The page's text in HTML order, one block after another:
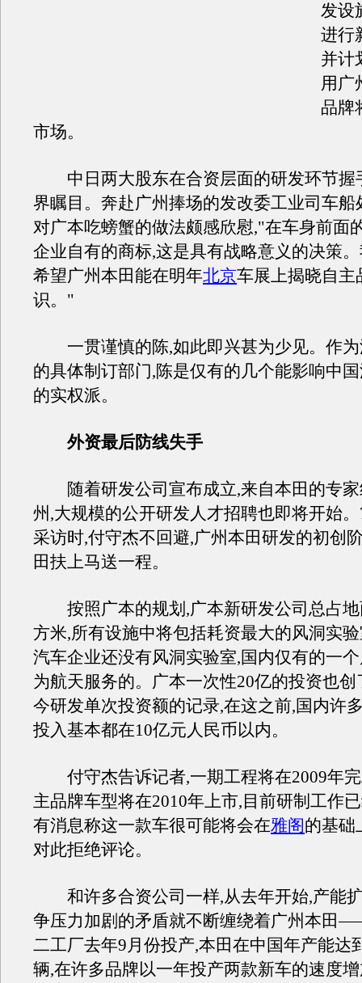
发设
进行
并计
用广
品牌
市场。
中日两大股东在合资层面的研发环节握
界瞩目。奔赴广州捧场的发改委工业司车船
对广本吃螃蟹的做法颇感欣慰,"在车身前面
企业自有的商标,这是具有战略意义的决策
希望广州本田能在明年北京车展上揭晓自主
识。"
一贯谨慎的陈,如此即兴甚为少见。作为
的具体制订部门,陈是仅有的几个能影响中
的实权派。
外资最后防线失手
随着研发公司宣布成立,来自本田的专家
州,大规模的公开研发人才招聘也即将开始
采访时,付守杰不回避,广州本田研发的初创
田扶上马送一程。
按照广本的规划,广本新研发公司总占地
方米,所有设施中将包括耗资最大的风洞实
汽车企业还没有风洞实验室,国内仅有的一
为航天服务的。广本一次性20亿的投资也
今研发单次投资额的记录,在这之前,国内许
投入基本都在10亿元人民币以内。
付守杰告诉记者,一期工程将在2009年完
主品牌车型将在2010年上市,目前研制工作
有消息称这一款车很可能将会在雅阁的基础
对此拒绝评论。
和许多合资公司一样,从去年开始,产能
争压力加剧的矛盾就不断缠绕着广州本田
二工厂去年9月份投产,本田在中国年产能达
辆,在许多品牌以一年投产两款新车的速度